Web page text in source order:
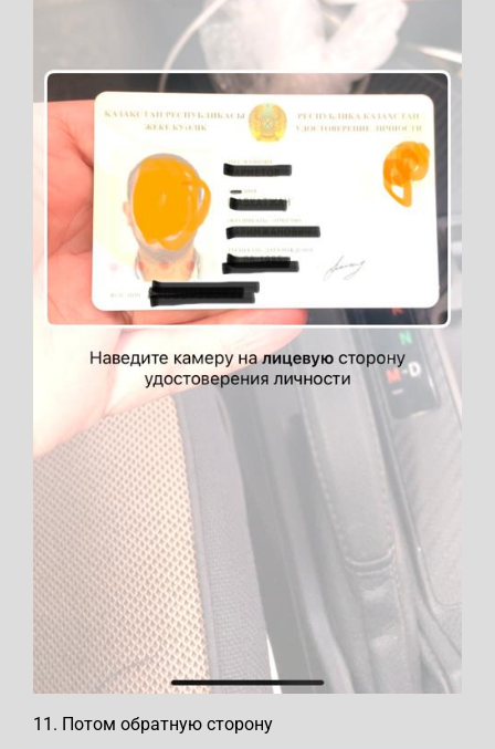
11. Потом обратную сторону